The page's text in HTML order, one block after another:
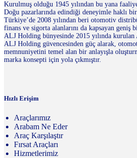
Kurulmuş olduğu 1945 yılından bu yana
Doğu pazarlarında edindiği deneyimle haklı
Türkiye’de 2008 yılından beri otomotiv
finans ve sigorta alanlarını da kapsayan geniş
ALJ Holding bünyesinde 2015 yılında
ALJ Holding güvencesinden güç alarak,
memnuniyetini temel alan bir anlayışla
marka konsepti için yola çıkmıştır.
Hızlı Erişim
Araçlarımız
Arabam Ne Eder
Araç Karşılaştır
Fırsat Araçları
Hizmetlerimiz